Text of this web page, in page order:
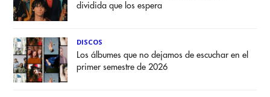
dividida que los espera
DISCOS
Los álbumes que no dejamos de escuchar en el
primer semestre de 2026